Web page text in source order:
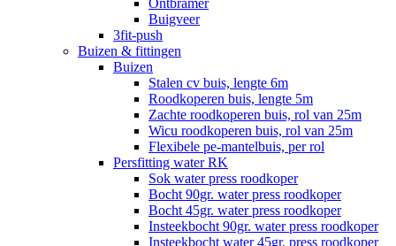
Ontbramer
Buigveer
3fit-push
Buizen & fittingen
Buizen
Stalen cv buis, lengte 6m
Roodkoperen buis, lengte 5m
Zachte roodkoperen buis, rol van 25m
Wicu roodkoperen buis, rol van 25m
Flexibele pe-mantelbuis, per rol
Persfitting water RK
Sok water press roodkoper
Bocht 90gr. water press roodkoper
Bocht 45gr. water press roodkoper
Insteekbocht 90gr. water press roodkoper
Insteekbocht water 45gr. press roodkoper